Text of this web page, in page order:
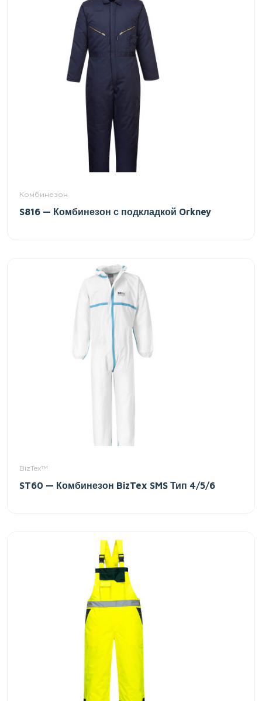
Комбинезон
S816 — Комбинезон с подкладкой Orkney
BizTex™
ST60 — Комбинезон BizTex SMS Тип 4/5/6